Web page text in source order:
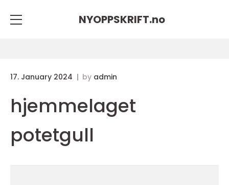
NYOPPSKRIFT.no
17. January 2024 by admin
hjemmelaget
potetgull